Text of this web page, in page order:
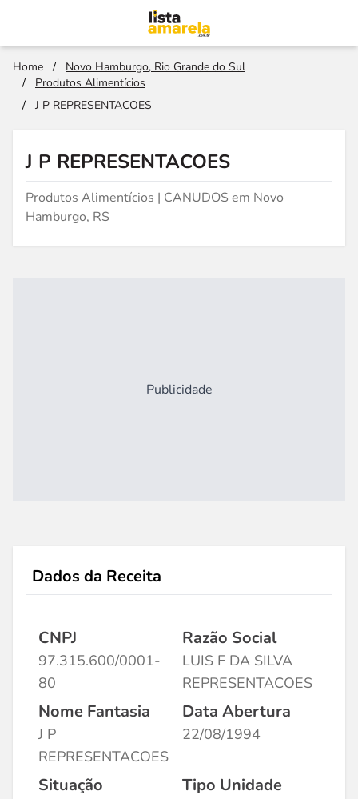
Home /
Novo Hamburgo, Rio Grande do Sul
/
Produtos Alimentícios
/
J P REPRESENTACOES
J P REPRESENTACOES
Produtos Alimentícios | CANUDOS em Novo
Hamburgo, RS
Publicidade
Dados da Receita
CNPJ
97.315.600/0001-
80
Razão Social
LUIS F DA SILVA
REPRESENTACOES
Nome Fantasia
J P
REPRESENTACOES
Data Abertura
22/08/1994
Situação Tipo Unidade